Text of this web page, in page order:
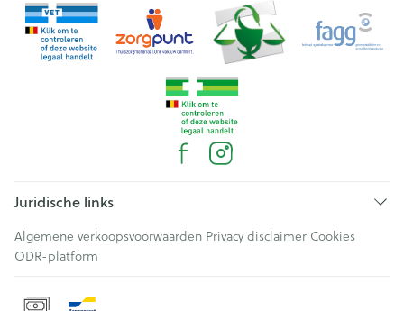
Juridische links
Algemene verkoopsvoorwaarden Privacy disclaimer Cookies
ODR-platform